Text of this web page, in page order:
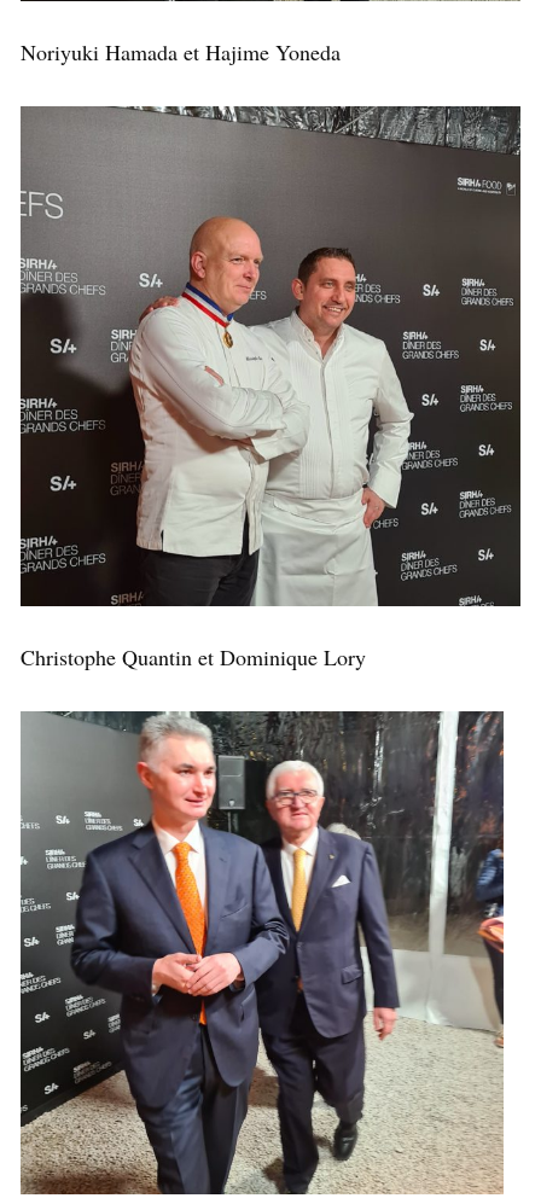
Noriyuki Hamada et Hajime Yoneda
Christophe Quantin et Dominique Lory